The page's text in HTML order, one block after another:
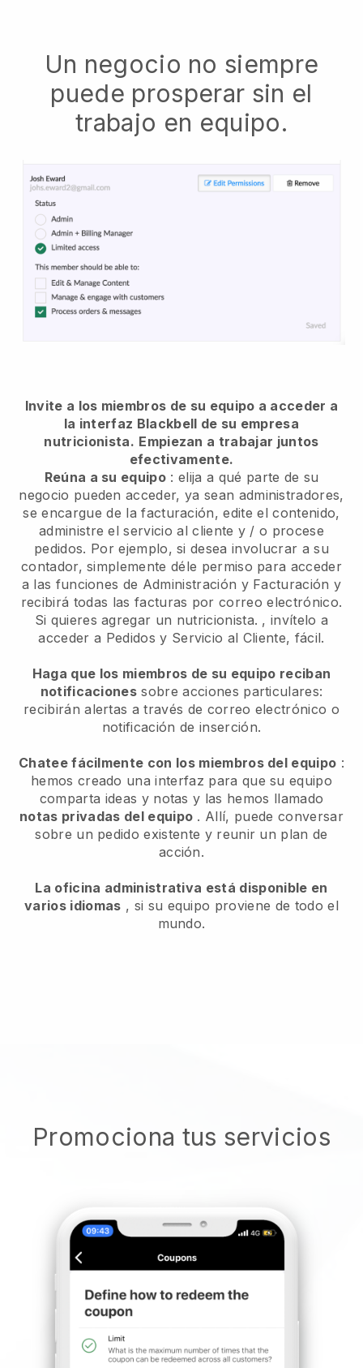
Un negocio no siempre
puede prosperar sin el
trabajo en equipo.
Invite a los miembros de su equipo a acceder a
la interfaz Blackbell de su empresa
nutricionista. Empiezan a trabajar juntos
efectivamente.
Reúna a su equipo : elija a qué parte de su
negocio pueden acceder, ya sean administradores,
se encargue de la facturación, edite el contenido,
administre el servicio al cliente y / o procese
pedidos. Por ejemplo, si desea involucrar a su
contador, simplemente déle permiso para acceder
a las funciones de Administración y Facturación y
recibirá todas las facturas por correo electrónico.
Si quieres agregar un nutricionista. , invítelo a
acceder a Pedidos y Servicio al Cliente, fácil.
Haga que los miembros de su equipo reciban
notificaciones sobre acciones particulares:
recibirán alertas a través de correo electrónico o
notificación de inserción.
Chatee fácilmente con los miembros del equipo :
hemos creado una interfaz para que su equipo
comparta ideas y notas y las hemos llamado
notas privadas del equipo . Allí, puede conversar
sobre un pedido existente y reunir un plan de
acción.
La oficina administrativa está disponible en
varios idiomas , si su equipo proviene de todo el
mundo.
Promociona tus servicios